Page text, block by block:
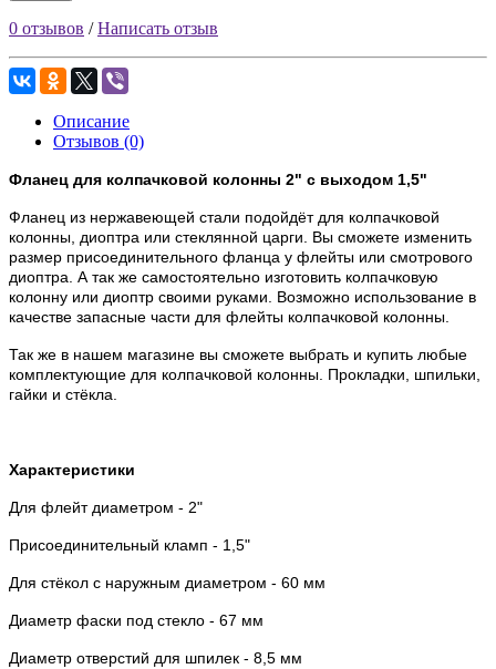
0 отзывов /Написать отзыв
Описание
Отзывов (0)
Фланец для колпачковой колонны 2" с выходом 1,5"
Фланец из нержавеющей стали подойдёт для колпачковой
колонны, диоптра или стеклянной царги. Вы сможете изменить
размер присоединительного фланца у флейты или смотрового
диоптра. А так же самостоятельно изготовить колпачковую
колонну или диоптр своими руками. Возможно использование в
качестве запасные части для флейты колпачковой колонны.
Так же в нашем магазине вы сможете выбрать и купить любые
комплектующие для колпачковой колонны. Прокладки, шпильки,
гайки и стёкла.
Характеристики
Для флейт диаметром - 2"
Присоединительный кламп - 1,5"
Для стёкол с наружным диаметром - 60 мм
Диаметр фаски под стекло - 67 мм
Диаметр отверстий для шпилек - 8,5 мм